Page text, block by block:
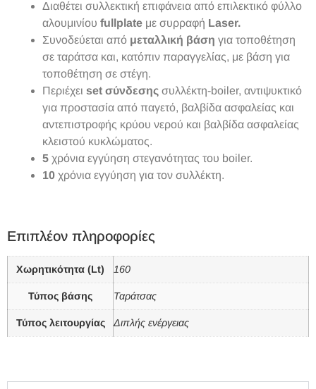
Διαθέτει συλλεκτική επιφάνεια από επιλεκτικό φύλλο
αλουμινίου fullplate με συρραφή Laser.
Συνοδεύεται από μεταλλική βάση για τοποθέτηση
σε ταράτσα και, κατόπιν παραγγελίας, με βάση για
τοποθέτηση σε στέγη.
Περιέχει set σύνδεσης συλλέκτη-boiler, αντιψυκτικό
για προστασία από παγετό, βαλβίδα ασφαλείας και
αντεπιστροφής κρύου νερού και βαλβίδα ασφαλείας
κλειστού κυκλώματος.
5 χρόνια εγγύηση στεγανότητας του boiler.
10 χρόνια εγγύηση για τον συλλέκτη.
Επιπλέον πληροφορίες
Χωρητικότητα (Lt) 160
Τύπος βάσης Ταράτσας
Τύπος λειτουργίας Διπλής ενέργειας